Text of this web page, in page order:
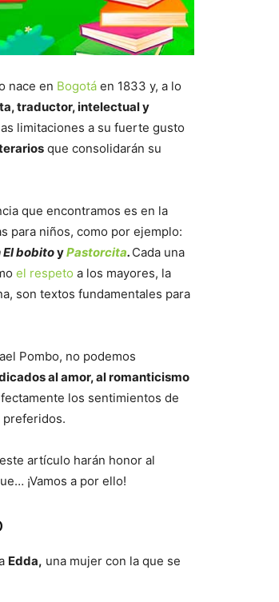
nace en Bogotá en 1833 y, a lo
traductor, intelectual y
limitaciones a su fuerte gusto
que consolidarán su
que encontramos es en la
para niños, como por ejemplo:
El bobitoyPastorcita. Cada una
el respeto a los mayores, la
son textos fundamentales para
Pombo, no podemos
al amor, al romanticismo
los sentimientos de
preferidos.
artículo harán honor al
¡Vamos a por ello!
Edda, una mujer con la que se